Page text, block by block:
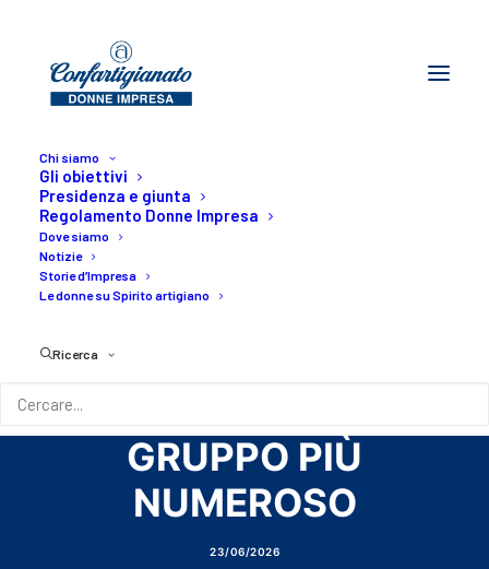
Chi siamo
Gli obiettivi
Presidenza e giunta
Regolamento Donne Impresa
Dove siamo
Notizie
Storie d’Impresa
Le donne su Spirito artigiano
Ricerca
COMO -
STRAWOMAN 2026:
CONQUISTANO IL
GRUPPO PIÙ
NUMEROSO
23/06/2026